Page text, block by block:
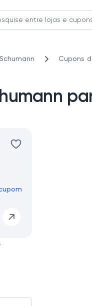
Cupons